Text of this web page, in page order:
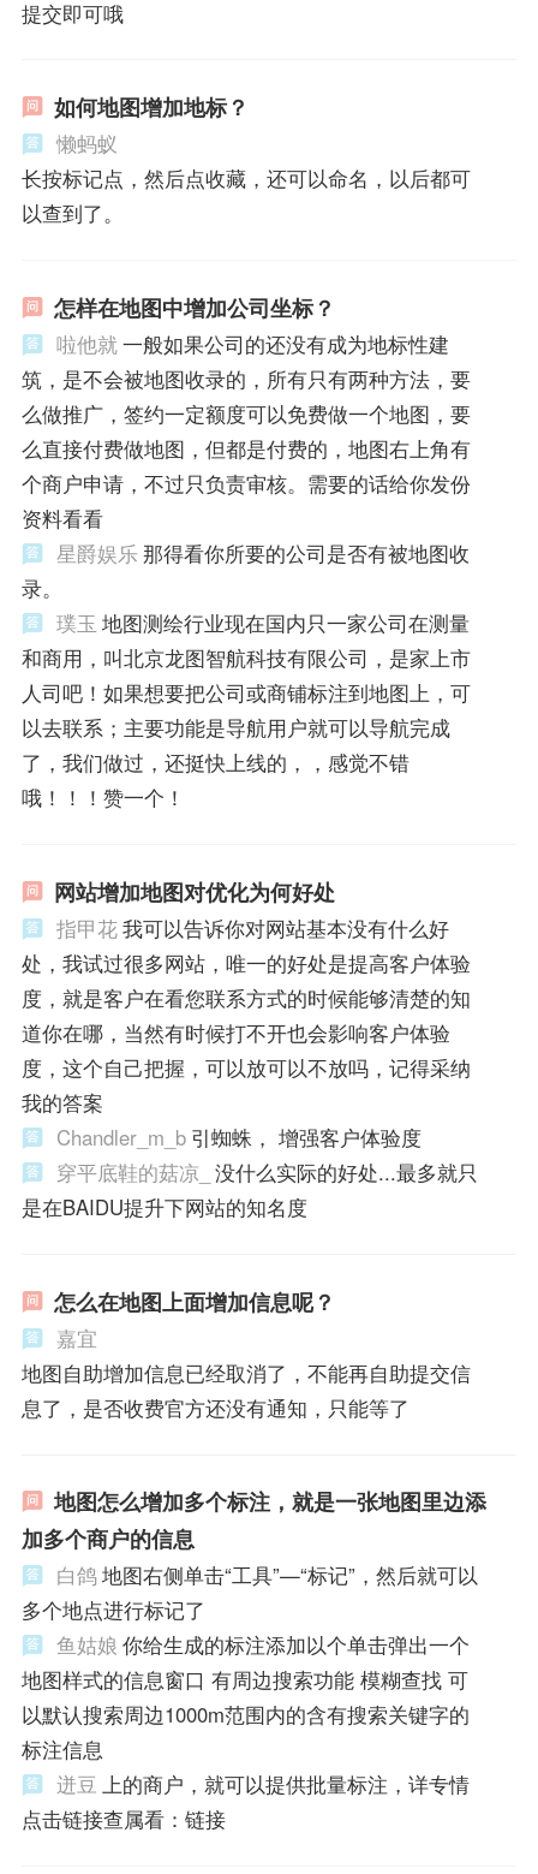
提交即可哦
如何地图增加地标？
懒蚂蚁
长按标记点，然后点收藏，还可以命名，以后都可
以查到了。
怎样在地图中增加公司坐标？
啦他就一般如果公司的还没有成为地标性建
筑，是不会被地图收录的，所有只有两种方法，要
么做推广，签约一定额度可以免费做一个地图，要
么直接付费做地图，但都是付费的，地图右上角有
个商户申请，不过只负责审核。需要的话给你发份
资料看看
星爵娱乐 那得看你所要的公司是否有被地图收
录。
璞玉 地图测绘行业现在国内只一家公司在测量
和商用，叫北京龙图智航科技有限公司，是家上市
人司吧！如果想要把公司或商铺标注到地图上，可
以去联系；主要功能是导航用户就可以导航完成
了，我们做过，还挺快上线的，，感觉不错
哦！！！赞一个！
网站增加地图对优化为何好处
指甲花我可以告诉你对网站基本没有什么好
处，我试过很多网站，唯一的好处是提高客户体验
度，就是客户在看您联系方式的时候能够清楚的知
道你在哪，当然有时候打不开也会影响客户体验
度，这个自己把握，可以放可以不放吗，记得采纳
我的答案
Chandler_m_b 引蜘蛛， 增强客户体验度
穿平底鞋的菇凉_ 没什么实际的好处...最多就只
是在BAIDU提升下网站的知名度
怎么在地图上面增加信息呢？
嘉宜
地图自助增加信息已经取消了，不能再自助提交信
息了，是否收费官方还没有通知，只能等了
地图怎么增加多个标注，就是一张地图里边添
加多个商户的信息
白鸽地图右侧单击“工具”—“标记”，然后就可以
多个地点进行标记了
鱼姑娘 你给生成的标注添加以个单击弹出一个
地图样式的信息窗口 有周边搜索功能 模糊查找 可
以默认搜索周边1000m范围内的含有搜索关键字的
标注信息
迸豆 上的商户，就可以提供批量标注，详专情
点击链接查属看：链接